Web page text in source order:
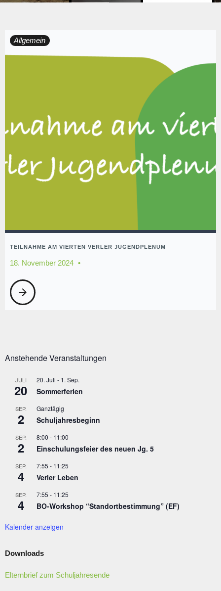
Tag:
2024
Allgemein
TEILNAHME AM VIERTEN VERLER JUGENDPLENUM
18. November 2024
arrow_forward
Anstehende Veranstaltungen
JULI
20
20. Juli - 1. Sep.
Sommerferien
SEP.
2
Ganztägig
Schuljahresbeginn
SEP.
2
8:00 - 11:00
Einschulungsfeier des neuen Jg. 5
SEP.
4
7:55 - 11:25
Verler Leben
SEP.
4
7:55 - 11:25
BO-Workshop “Standortbestimmung” (EF)
Kalender anzeigen
Downloads
Elternbrief zum Schuljahresende